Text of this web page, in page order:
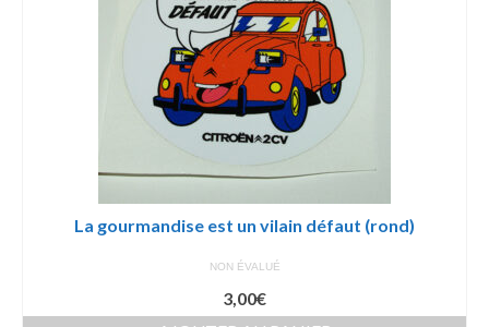
La gourmandise est un vilain défaut (rond)
NON ÉVALUÉ
3,00€